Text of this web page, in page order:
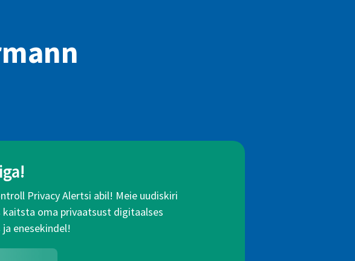
Privacy Alertsi abil! Meie uudiskiri
kaitsta oma privaatsust digitaalses
enesekindel!